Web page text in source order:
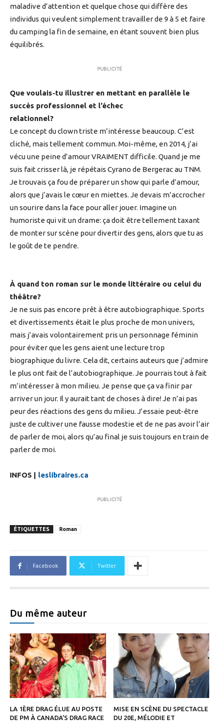
maladive d’attention et quelque chose qui diffère des
individus qui veulent simplement travailler de 9 à 5 et faire
du camping la fin de semaine, en étant souvent bien plus
équilibrés.
PUBLICITÉ
Que voulais-tu illustrer en mettant en parallèle le
succès professionnel et l’échec
relationnel?
Le concept du clown triste m’intéresse beaucoup. C’est
cliché, mais tellement commun. Moi-même, en 2014, j’ai
vécu une peine d’amour VRAIMENT difficile. Quand je me
suis fait crisser là, je répétais Cyrano de Bergerac au TNM.
Je trouvais ça fou de préparer un show qui parle d’amour,
alors que j’avais le cœur en miettes. Je devais m’accrocher
un sourire dans la face pour aller jouer. Imagine un
humoriste qui vit un drame: ça doit être tellement taxant
de monter sur scène pour divertir des gens, alors que tu as
le goût de te pendre.
À quand ton roman sur le monde littéraire ou celui du
théâtre?
Je ne suis pas encore prêt à être autobiographique. Sports
et divertissements était le plus proche de mon univers,
mais j’avais volontairement pris un personnage féminin
pour éviter que les gens aient une lecture trop
biographique du livre. Cela dit, certains auteurs que j’admire
le plus ont fait de l’autobiographique. Je pourrais tout à fait
m’intéresser à mon milieu. Je pense que ça va finir par
arriver un jour. Il y aurait tant de choses à dire! Je n’ai pas
peur des réactions des gens du milieu. J’essaie peut-être
juste de cultiver une fausse modestie et de ne pas avoir l’air
de parler de moi, alors qu’au final je suis toujours en train de
parler de moi.
INFOS | leslibraires.ca
PUBLICITÉ
ÉTIQUETTES Roman
Facebook Twitter
Du même auteur
LA 1ÈRE DRAG ÉLUE AU POSTE
DE PM À CANADA’S DRAG RACE
MISE EN SCÈNE DU SPECTACLE
DU 20E, MÉLODIE ET